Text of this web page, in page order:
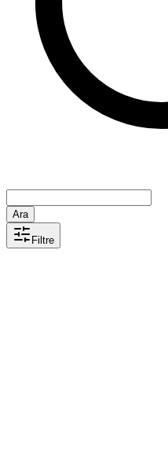
Ara
Filtre